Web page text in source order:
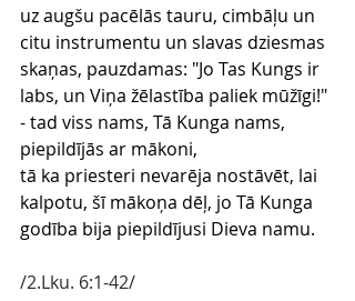
uz augšu pacēlās tauru, cimbāļu un
citu instrumentu un slavas dziesmas
skaņas, pauzdamas: "Jo Tas Kungs ir
labs, un Viņa žēlastība paliek mūžīgi!"
- tad viss nams, Tā Kunga nams,
piepildījās ar mākoni,
tā ka priesteri nevarēja nostāvēt, lai
kalpotu, šī mākoņa dēļ, jo Tā Kunga
godība bija piepildījusi Dieva namu.
/2.Lku. 6:1-42/